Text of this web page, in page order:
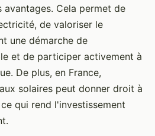
avantages. Cela permet de
de valoriser le
une démarche de
et de participer activement à
De plus, en France,
solaires peut donner droit à
qui rend l'investissement